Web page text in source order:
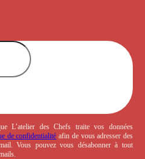
L’atelier des Chefs traite vos données
de confidentialité afin de vous adresser des
Vous pouvez vous désabonner à tout